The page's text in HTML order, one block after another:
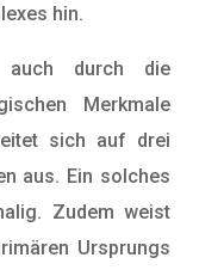
hin.
durch die
Merkmale
sich auf drei
aus. Ein solches
Zudem weist
Ursprungs